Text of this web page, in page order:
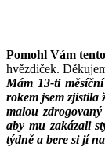
Pomohl Vám
hvězdiček.
Mám 13-ti
rokem jsem zjistila
malou
aby mu zakázali
týdně a bere si jí